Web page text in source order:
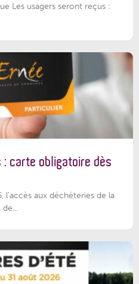
Les usagers seront reçus :
carte obligatoire dès
aux déchèteries de la